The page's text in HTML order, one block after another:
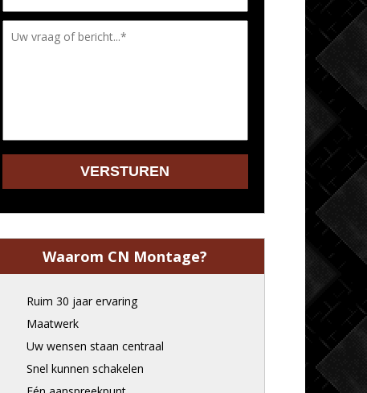
Waarom CN Montage?
Ruim 30 jaar ervaring
Maatwerk
Uw wensen staan centraal
Snel kunnen schakelen